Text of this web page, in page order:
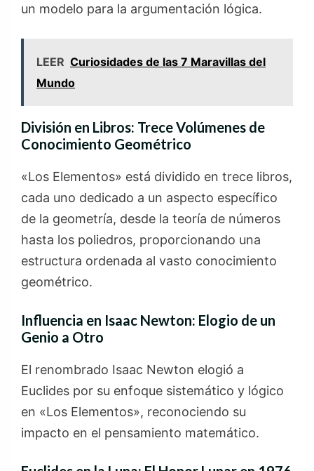
un modelo para la argumentación lógica.
LEER Curiosidades de las 7 Maravillas del
Mundo
División en Libros: Trece Volúmenes de
Conocimiento Geométrico
«Los Elementos» está dividido en trece libros,
cada uno dedicado a un aspecto específico
de la geometría, desde la teoría de números
hasta los poliedros, proporcionando una
estructura ordenada al vasto conocimiento
geométrico.
Influencia en Isaac Newton: Elogio de un
Genio a Otro
El renombrado Isaac Newton elogió a
Euclides por su enfoque sistemático y lógico
en «Los Elementos», reconociendo su
impacto en el pensamiento matemático.